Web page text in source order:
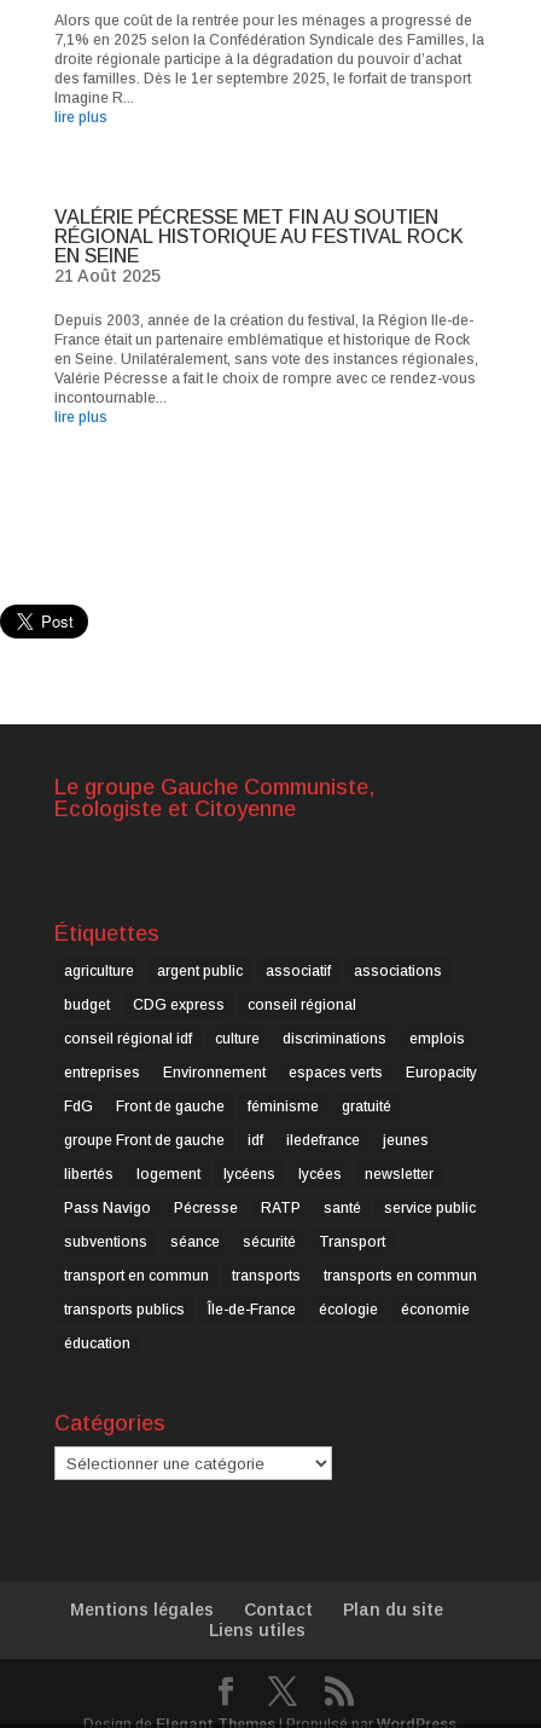
Alors que coût de la rentrée pour les ménages a progressé de
7,1% en 2025 selon la Confédération Syndicale des Familles, la
droite régionale participe à la dégradation du pouvoir d’achat
des familles. Dès le 1er septembre 2025, le forfait de transport
Imagine R...
lire plus
VALÉRIE PÉCRESSE MET FIN AU SOUTIEN
RÉGIONAL HISTORIQUE AU FESTIVAL ROCK
EN SEINE
21 Août 2025
Depuis 2003, année de la création du festival, la Région Ile-de-
France était un partenaire emblématique et historique de Rock
en Seine. Unilatéralement, sans vote des instances régionales,
Valérie Pécresse a fait le choix de rompre avec ce rendez-vous
incontournable...
lire plus
Le groupe Gauche Communiste,
Ecologiste et Citoyenne
Étiquettes
agriculture argent public associatif
associations
budget
CDG express
conseil régional
conseil régional idf
culture discriminations
emplois
entreprises
Environnement espaces verts
Europacity
FdG
Front de gauche féminisme
gratuité
groupe Front de gauche
idf iledefrance
jeunes
libertés
logement lycéens lycées
newsletter
Pass Navigo
Pécresse RATP santé
service public
subventions
séance sécurité
Transport
transport en commun
transports
transports en commun
transports publics
Île-de-France écologie
économie
éducation
Catégories
Catégories
Mentions légales Contact
Plan du site
Liens utiles